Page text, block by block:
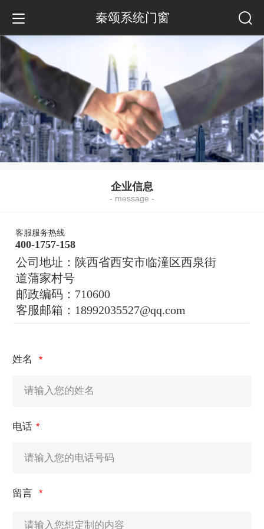
秦颂系统门窗
企业信息
- message -
客服服务热线
400-1757-158
公司地址：陕西省西安市临潼区西泉街
道蒲家村号
邮政编码：710600
客服邮箱：18992035527@qq.com
————————————————————
姓名
电话
留言